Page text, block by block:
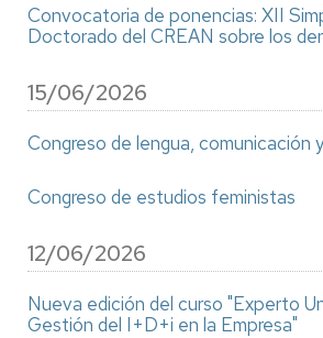
Convocatoria de ponencias: XII
Doctorado del CREAN sobre los
15/06/2026
Congreso de lengua, comunicación
Congreso de estudios feministas
12/06/2026
Nueva edición del curso "Experto
Gestión del I+D+i en la Empresa"